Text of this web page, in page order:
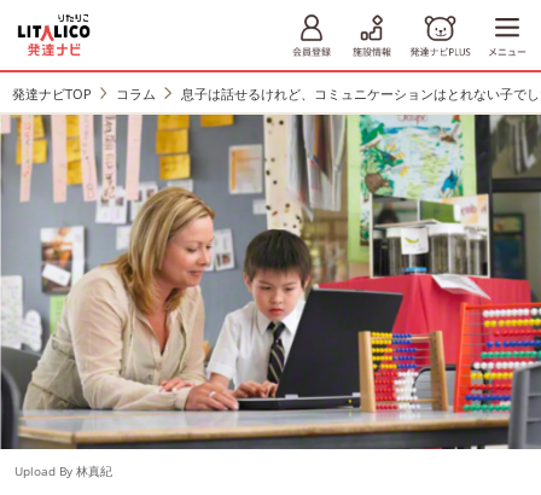
発達ナビTOP コラム 息子は話せるけれど、コミュニケーションはとれない子で
Upload By 林真紀